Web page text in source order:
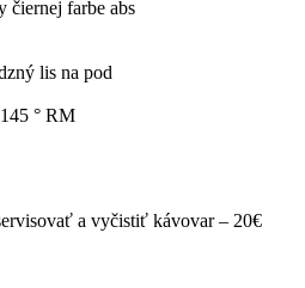
čiernej farbe abs
lis na pod
° RM
a vyčistiť kávovar – 20€